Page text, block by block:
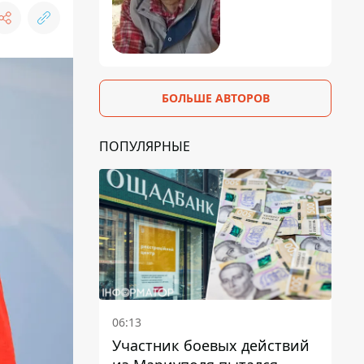
БОЛЬШЕ АВТОРОВ
ПОПУЛЯРНЫЕ
06:13
Участник боевых действий